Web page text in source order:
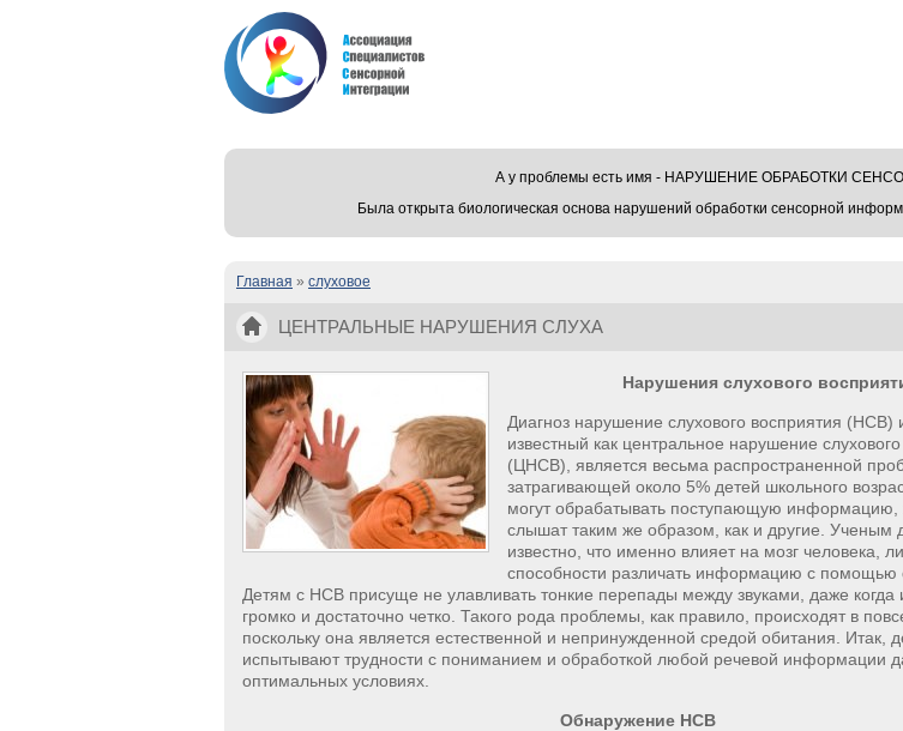
А у проблемы есть имя - НАРУШЕНИЕ ОБРАБОТКИ
Была открыта биологическая основа нарушений обработки сенсорной
Вы здесь
Главная » слуховое
ЦЕНТРАЛЬНЫЕ НАРУШЕНИЯ СЛУХА
Нарушения слухового
Диагноз нарушение слухового восприятия (НСВ)
известный как центральное нарушение
(ЦНСВ), является весьма распространенной
затрагивающей около 5% детей школьного
могут обрабатывать поступающую информацию,
слышат таким же образом, как и другие. Ученым
известно, что именно влияет на мозг человека,
способности различать информацию с помощью
Детям с НСВ присуще не улавливать тонкие перепады между звуками, даже когда
громко и достаточно четко. Такого рода проблемы, как правило, происходят в
поскольку она является естественной и непринужденной средой обитания. Итак,
испытывают трудности с пониманием и обработкой любой речевой информации
оптимальных условиях.
Обнаружение НСВ